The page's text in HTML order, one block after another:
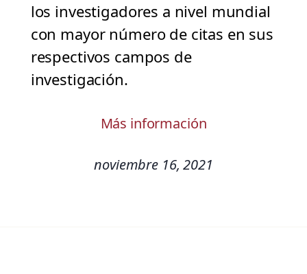
los investigadores a nivel mundial
con mayor número de citas en sus
respectivos campos de
investigación.
Más información
noviembre 16, 2021